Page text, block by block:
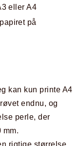
eller A4
på
kan kun printe A4
endnu, og
perle, der